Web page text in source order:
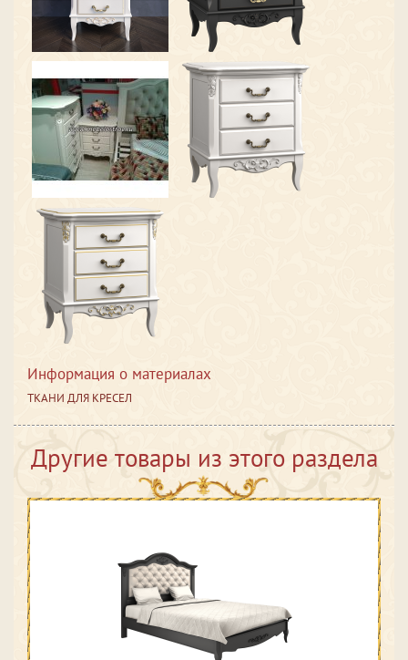
Информация о материалах
ТКАНИ ДЛЯ КРЕСЕЛ
Другие товары из этого раздела